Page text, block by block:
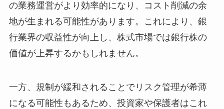
の業務運営がより効率的になり、コスト削減の余
地が生まれる可能性があります。これにより、銀
行業界の収益性が向上し、株式市場では銀行株の
価値が上昇するかもしれません。
一方、規制が緩和されることでリスク管理が希薄
になる可能性もあるため、投資家や保護者はこれ